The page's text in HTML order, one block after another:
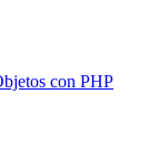
con PHP